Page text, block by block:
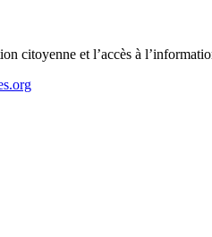
citoyenne et l’accès à